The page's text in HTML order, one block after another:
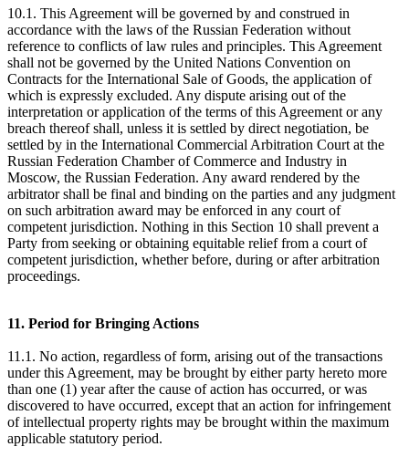
10.1. This Agreement will be governed by and construed in
accordance with the laws of the Russian Federation without
reference to conflicts of law rules and principles. This Agreement
shall not be governed by the United Nations Convention on
Contracts for the International Sale of Goods, the application of
which is expressly excluded. Any dispute arising out of the
interpretation or application of the terms of this Agreement or any
breach thereof shall, unless it is settled by direct negotiation, be
settled by in the International Commercial Arbitration Court at the
Russian Federation Chamber of Commerce and Industry in
Moscow, the Russian Federation. Any award rendered by the
arbitrator shall be final and binding on the parties and any judgment
on such arbitration award may be enforced in any court of
competent jurisdiction. Nothing in this Section 10 shall prevent a
Party from seeking or obtaining equitable relief from a court of
competent jurisdiction, whether before, during or after arbitration
proceedings.
11. Period for Bringing Actions
11.1. No action, regardless of form, arising out of the transactions
under this Agreement, may be brought by either party hereto more
than one (1) year after the cause of action has occurred, or was
discovered to have occurred, except that an action for infringement
of intellectual property rights may be brought within the maximum
applicable statutory period.